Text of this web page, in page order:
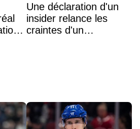
Une déclaration d'un
insider relance les
craintes d'un